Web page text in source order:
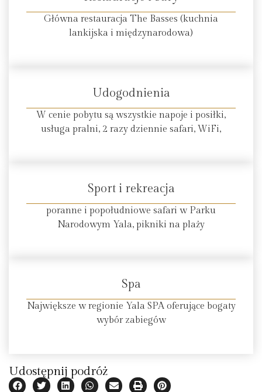
Główna restauracja The Basses (kuchnia
lankijska i międzynarodowa)
Udogodnienia
W cenie pobytu są wszystkie napoje i posiłki,
usługa pralni, 2 razy dziennie safari, WiFi,
Sport i rekreacja
poranne i popołudniowe safari w Parku
Narodowym Yala, pikniki na plaży
Spa
Największe w regionie Yala SPA oferujące bogaty
wybór zabiegów
Udostępnij podróż